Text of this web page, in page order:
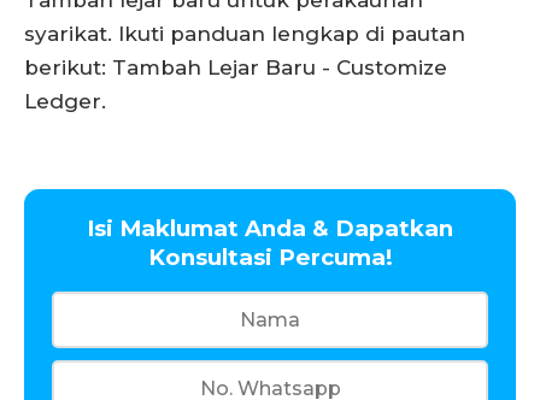
syarikat. Ikuti panduan lengkap di pautan
berikut: Tambah Lejar Baru - Customize
Ledger.
Isi Maklumat Anda & Dapatkan
Konsultasi Percuma!